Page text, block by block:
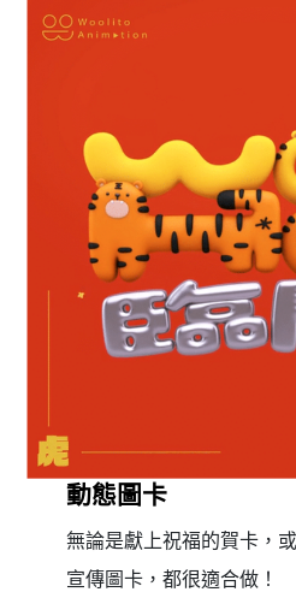
動態圖卡
無論是獻上祝福的賀卡，
宣傳圖卡，都很適合做！